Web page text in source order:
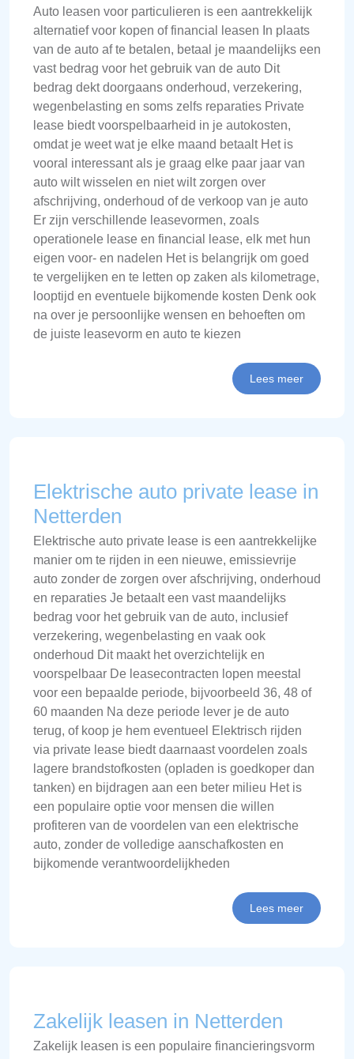
Auto leasen voor particulieren is een aantrekkelijk
alternatief voor kopen of financial leasen In plaats
van de auto af te betalen, betaal je maandelijks een
vast bedrag voor het gebruik van de auto Dit
bedrag dekt doorgaans onderhoud, verzekering,
wegenbelasting en soms zelfs reparaties Private
lease biedt voorspelbaarheid in je autokosten,
omdat je weet wat je elke maand betaalt Het is
vooral interessant als je graag elke paar jaar van
auto wilt wisselen en niet wilt zorgen over
afschrijving, onderhoud of de verkoop van je auto
Er zijn verschillende leasevormen, zoals
operationele lease en financial lease, elk met hun
eigen voor- en nadelen Het is belangrijk om goed
te vergelijken en te letten op zaken als kilometrage,
looptijd en eventuele bijkomende kosten Denk ook
na over je persoonlijke wensen en behoeften om
de juiste leasevorm en auto te kiezen
Lees meer
Elektrische auto private lease in
Netterden
Elektrische auto private lease is een aantrekkelijke
manier om te rijden in een nieuwe, emissievrije
auto zonder de zorgen over afschrijving, onderhoud
en reparaties Je betaalt een vast maandelijks
bedrag voor het gebruik van de auto, inclusief
verzekering, wegenbelasting en vaak ook
onderhoud Dit maakt het overzichtelijk en
voorspelbaar De leasecontracten lopen meestal
voor een bepaalde periode, bijvoorbeeld 36, 48 of
60 maanden Na deze periode lever je de auto
terug, of koop je hem eventueel Elektrisch rijden
via private lease biedt daarnaast voordelen zoals
lagere brandstofkosten (opladen is goedkoper dan
tanken) en bijdragen aan een beter milieu Het is
een populaire optie voor mensen die willen
profiteren van de voordelen van een elektrische
auto, zonder de volledige aanschafkosten en
bijkomende verantwoordelijkheden
Lees meer
Zakelijk leasen in Netterden
Zakelijk leasen is een populaire financieringsvorm